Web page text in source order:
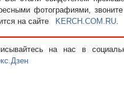
фотографиями, звоните
на сайте KERCH.COM.RU.
на нас в